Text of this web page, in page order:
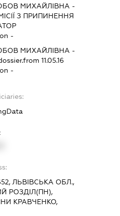
МИХАЙЛІВНА -
З ПРИПИНЕННЯ
-
МИХАЙЛІВНА -
11.05.16
-
ЛЬВІВСЬКА ОБЛ.,
РОЗДІЛ(ПН),
КРАВЧЕНКО,